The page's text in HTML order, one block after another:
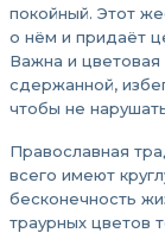
покойный. Этот
о нём и придаёт
Важна и
сдержанной,
чтобы не
Православная
всего имеют
бесконечность
траурных цветов